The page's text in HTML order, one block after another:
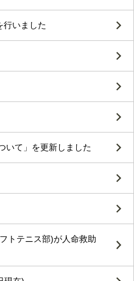
行いました
いて」を更新しました
トテニス部)が人命救助